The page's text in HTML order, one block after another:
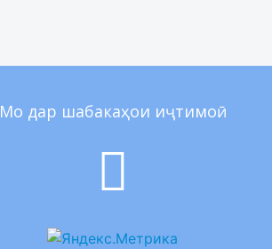
Мо дар шабакаҳои иҷтимоӣ